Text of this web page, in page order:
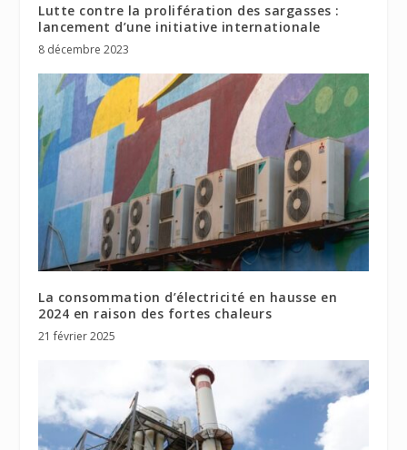
Lutte contre la prolifération des sargasses :
lancement d’une initiative internationale
8 décembre 2023
La consommation d’électricité en hausse en
2024 en raison des fortes chaleurs
21 février 2025